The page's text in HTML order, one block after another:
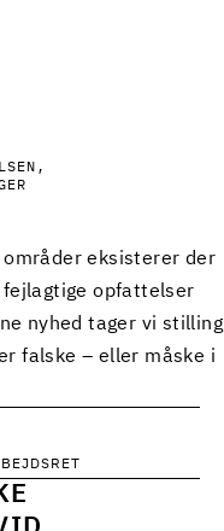
områder eksisterer der
opfattelser
nyhed tager vi stilling
falske – eller måske i